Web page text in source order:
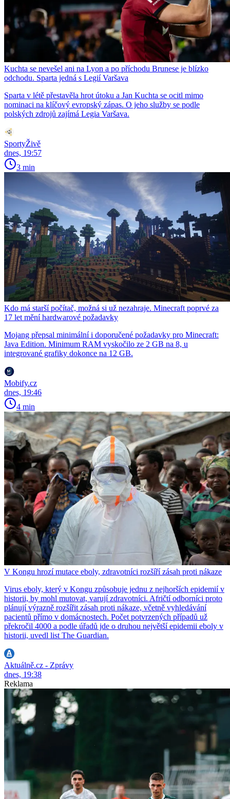
Kuchta se nevešel ani na Lyon a po příchodu Brunese je blízko
odchodu. Sparta jedná s Legií Varšava
Sparta v létě přestavěla hrot útoku a Jan Kuchta se ocitl mimo
nominaci na klíčový evropský zápas. O jeho služby se podle
polských zdrojů zajímá Legia Varšava.
SportyŽivě
dnes, 19:57
3 min
Kdo má starší počítač, možná si už nezahraje. Minecraft poprvé za
17 let mění hardwarové požadavky
Mojang přepsal minimální i doporučené požadavky pro Minecraft:
Java Edition. Minimum RAM vyskočilo ze 2 GB na 8, u
integrované grafiky dokonce na 12 GB.
Mobify.cz
dnes, 19:46
4 min
V Kongu hrozí mutace eboly, zdravotníci rozšíří zásah proti nákaze
Virus eboly, který v Kongu způsobuje jednu z nejhorších epidemií v
historii, by mohl mutovat, varují zdravotníci. Afričtí odborníci proto
plánují výrazně rozšířit zásah proti nákaze, včetně vyhledávání
pacientů přímo v domácnostech. Počet potvrzených případů už
překročil 4000 a podle úřadů jde o druhou největší epidemii eboly v
historii, uvedl list The Guardian.
Aktuálně.cz - Zprávy
dnes, 19:38
Reklama